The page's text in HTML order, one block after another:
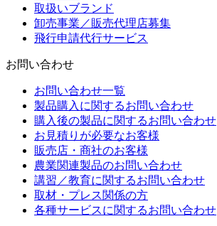
取扱いブランド
卸売事業／販売代理店募集
飛行申請代行サービス
お問い合わせ
お問い合わせ一覧
製品購入に関するお問い合わせ
購入後の製品に関するお問い合わせ
お見積りが必要なお客様
販売店・商社のお客様
農業関連製品のお問い合わせ
講習／教育に関するお問い合わせ
取材・プレス関係の方
各種サービスに関するお問い合わせ